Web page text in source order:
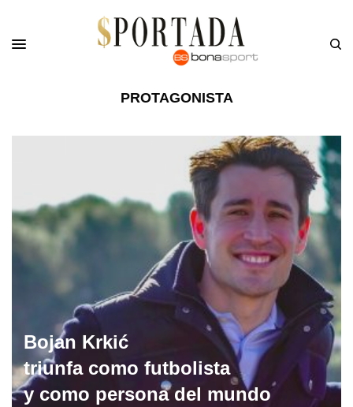
PROTAGONISTA
Bojan Krkić
triunfa como futbolista
y como persona del mundo